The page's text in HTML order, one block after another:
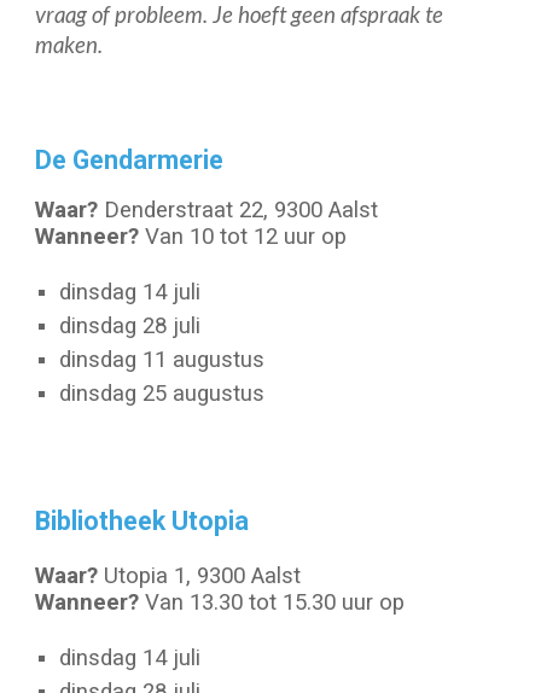
vraag of probleem. Je hoeft geenafspraak te
maken.
De Gendarmerie
Waar? Denderstraat 22, 9300 Aalst
Wanneer? Van 10 tot 12 uur op
dinsdag 14 juli
dinsdag 28 juli
dinsdag 11 augustus
dinsdag 25 augustus
Bibliotheek Utopia
Waar? Utopia 1, 9300 Aalst
Wanneer? Van 13.30 tot 15.30 uur op
dinsdag 14 juli